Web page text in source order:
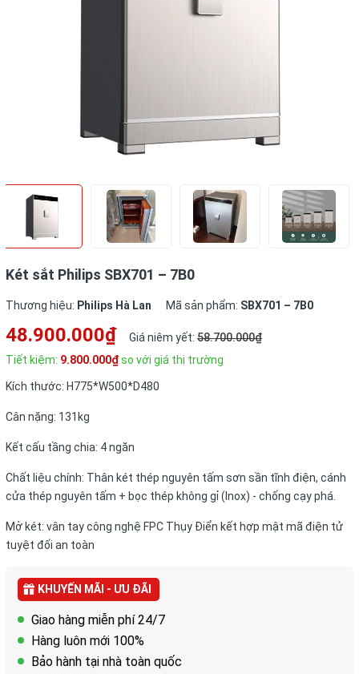
Két sắt Philips SBX701 – 7B0
Thương hiệu: Philips Hà Lan Mã sản phẩm: SBX701 – 7B0
48.900.000₫ Giá niêm yết: 58.700.000₫
Tiết kiệm: 9.800.000₫so với giá thị trường
Kích thước: H775*W500*D480
Cân nặng: 131kg
Kết cấu tầng chia: 4 ngăn
Chất liệu chính: Thân két thép nguyên tấm sơn sần tĩnh điện, cánh
cửa thép nguyên tấm + bọc thép không gỉ (Inox) - chống cạy phá.
Mở két: vân tay công nghệ FPC Thụy Điển kết hợp mật mã điện tử
tuyệt đối an toàn
KHUYẾN MÃI - ƯU ĐÃI
Giao hàng miễn phí 24/7
Hàng luôn mới 100%
Bảo hành tại nhà toàn quốc